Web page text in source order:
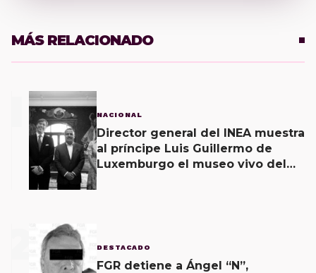
MÁS RELACIONADO
NACIONAL
Director general del INEA muestra
al príncipe Luis Guillermo de
Luxemburgo el museo vivo del
DESTACADO
FGR detiene a Ángel “N”,